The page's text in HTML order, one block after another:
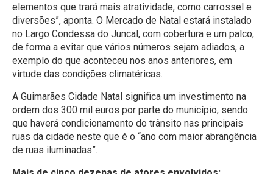
elementos que trará mais atratividade, como carrossel e
diversões”, aponta. O Mercado de Natal estará instalado
no Largo Condessa do Juncal, com cobertura e um palco,
de forma a evitar que vários números sejam adiados, a
exemplo do que aconteceu nos anos anteriores, em
virtude das condições climatéricas.
A Guimarães Cidade Natal significa um investimento na
ordem dos 300 mil euros por parte do município, sendo
que haverá condicionamento do trânsito nas principais
ruas da cidade neste que é o “ano com maior abrangência
de ruas iluminadas”.